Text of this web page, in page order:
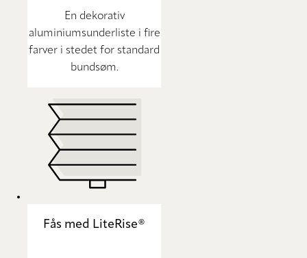
En dekorativ
aluminiumsunderliste i fire
farver i stedet for standard
bundsøm.
Fås med LiteRise®